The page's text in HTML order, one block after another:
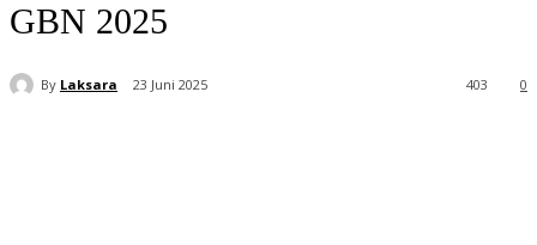
GBN 2025
By Laksara 23 Juni 2025 0
403